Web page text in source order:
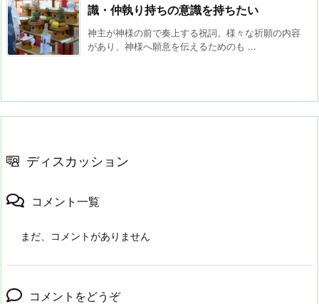
識・仲執り持ちの意識を持ちたい
神主が神様の前で奏上する祝詞。様々な祈願の内容
があり、神様へ願意を伝えるためのも ...
ディスカッション
コメント一覧
まだ、コメントがありません
コメントをどうぞ